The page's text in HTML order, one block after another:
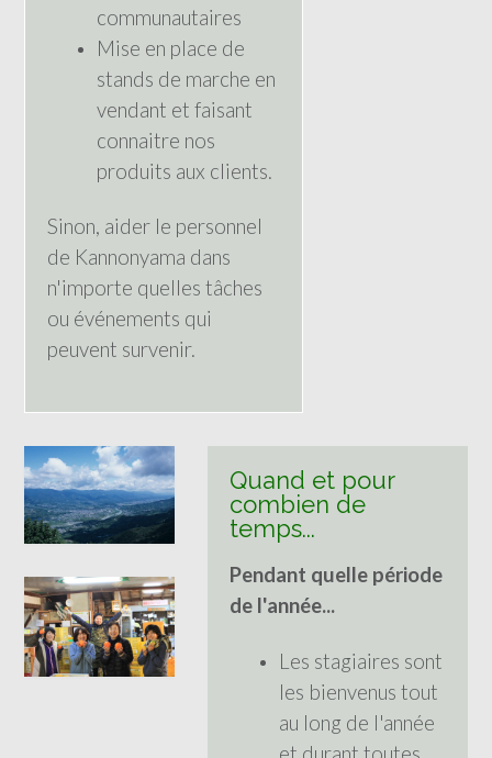
communautaires
Mise en place de
stands de marche en
vendant et faisant
connaitre nos
produits aux clients.
Sinon, aider le personnel
de Kannonyama dans
n'importe quelles tâches
ou événements qui
peuvent survenir.
Quand et pour
combien de
temps...
Pendant quelle période
de l'année...
Les stagiaires sont
les bienvenus tout
au long de l'année